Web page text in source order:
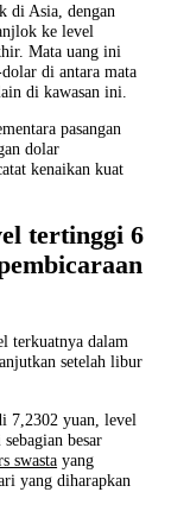
di Asia, dengan
ke level
Mata uang ini
di antara mata
di kawasan ini.
pasangan
dolar
kenaikan kuat
tertinggi 6
terkuatnya dalam
setelah libur
7,2302 yuan, level
besar
swasta yang
yang diharapkan